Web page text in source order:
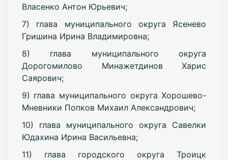
Власенко Антон Юрьевич;
7) глава муниципального округа Ясенево
Гришина Ирина Владимировна;
8) глава муниципального округа
Дорогомилово Минажетдинов Харис
Саярович;
9) глава муниципального округа Хорошево-
Мневники Попков Михаил Александрович;
10) глава муниципального округа Савелки
Юдахина Ирина Васильевна;
11) глава городского округа Троицк